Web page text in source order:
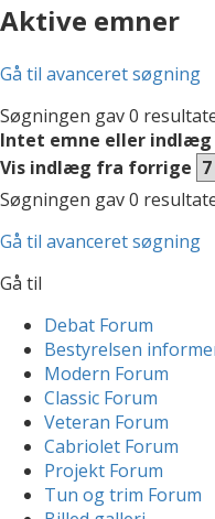
Aktive emner
Gå til avanceret søgning
Søgningen gav 0
Intet emne eller
Vis indlæg fra forrige
Søgningen gav 0
Gå til avanceret søgning
Gå til
Debat Forum
Bestyrelsen
Modern Forum
Classic Forum
Veteran Forum
Cabriolet Forum
Projekt Forum
Tun og trim Forum